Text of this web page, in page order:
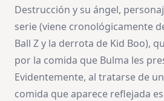
Destrucción y su ángel,
serie (viene cronológicamente
Ball Z y la derrota de Kid Boo),
por la comida que Bulma les
Evidentemente, al tratarse de
comida que aparece reflejada